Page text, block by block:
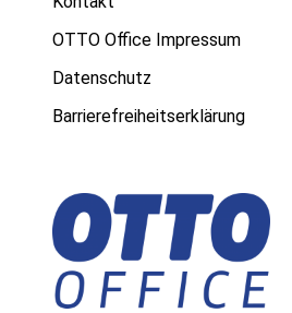
OTTO Office Impressum
Datenschutz
Barrierefreiheitserklärung